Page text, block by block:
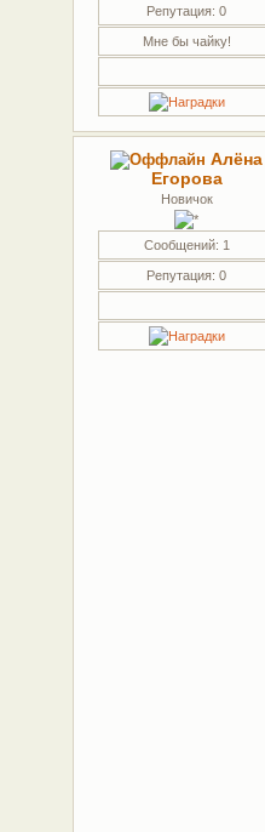
Репутация: 0
Мне бы чайку!
Алёна
Егорова
Новичок
Сообщений: 1
Репутация: 0